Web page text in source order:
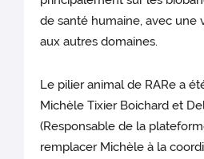
de santé humaine, avec une
aux autres domaines.
Le pilier animal de RARe a
Michèle Tixier Boichard et
(Responsable de la
remplacer Michèle à la